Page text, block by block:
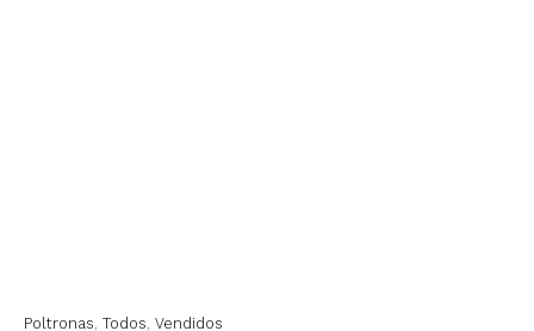
Poltronas Todos Vendidos